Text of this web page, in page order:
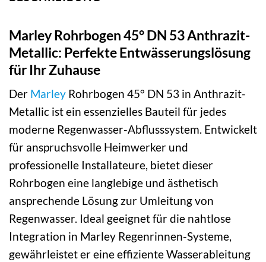
Marley Rohrbogen 45° DN 53 Anthrazit-
Metallic: Perfekte Entwässerungslösung
für Ihr Zuhause
Der Marley Rohrbogen 45° DN 53 in Anthrazit-
Metallic ist ein essenzielles Bauteil für jedes
moderne Regenwasser-Abflusssystem. Entwickelt
für anspruchsvolle Heimwerker und
professionelle Installateure, bietet dieser
Rohrbogen eine langlebige und ästhetisch
ansprechende Lösung zur Umleitung von
Regenwasser. Ideal geeignet für die nahtlose
Integration in Marley Regenrinnen-Systeme,
gewährleistet er eine effiziente Wasserableitung